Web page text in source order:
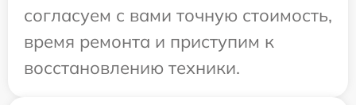
согласуем с вами точную стоимость,
время ремонта и приступим к
восстановлению техники.